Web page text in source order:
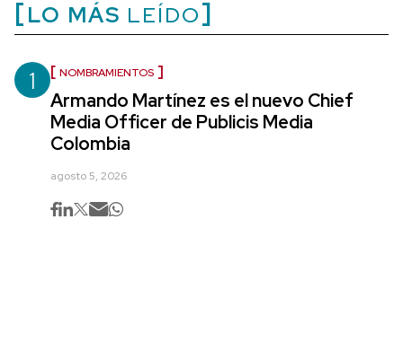
LO MÁS LEÍDO
1 NOMBRAMIENTOS
Armando Martínez es el nuevo Chief
Media Officer de Publicis Media
Colombia
agosto 5, 2026